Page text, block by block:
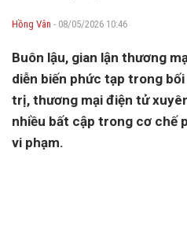
Hồng Vân - 08/05/2026 10:46
Buôn lậu, gian lận thương
diễn biến phức tạp trong
trị, thương mại điện tử
nhiều bất cập trong cơ chế
vi phạm.